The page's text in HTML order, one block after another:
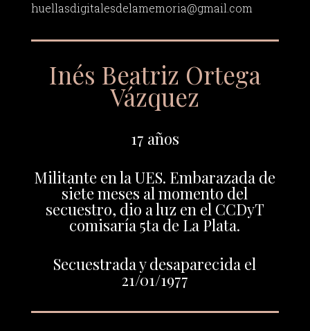
huellasdigitalesdelamemoria@gmail.com
Inés Beatriz Ortega
Vázquez
17 años
Militante en la UES. Embarazada de
siete meses al momento del
secuestro, dio a luz en el CCDyT
comisaría 5ta de La Plata.
Secuestrada y desaparecida el
21/01/1977